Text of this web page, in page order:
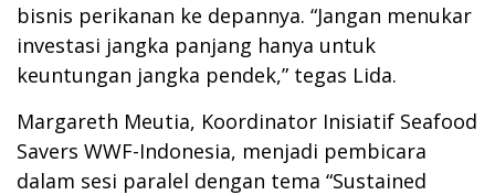
bisnis perikanan ke depannya. “Jangan menukar
investasi jangka panjang hanya untuk
keuntungan jangka pendek,” tegas Lida.
Margareth Meutia, Koordinator Inisiatif Seafood
Savers WWF-Indonesia, menjadi pembicara
dalam sesi paralel dengan tema “Sustained